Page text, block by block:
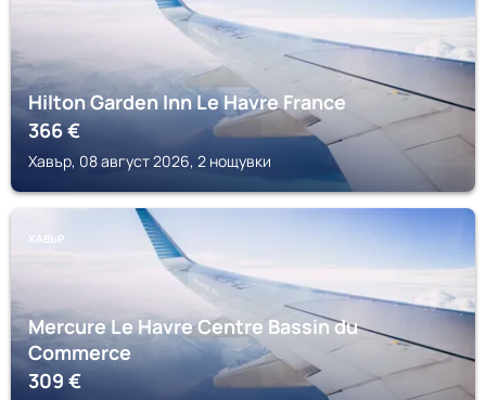
Hilton Garden Inn Le Havre France
366€
Хавър, 08 август 2026, 2 нощувки
ХАВЪР
Mercure Le Havre Centre Bassin du
Commerce
309€